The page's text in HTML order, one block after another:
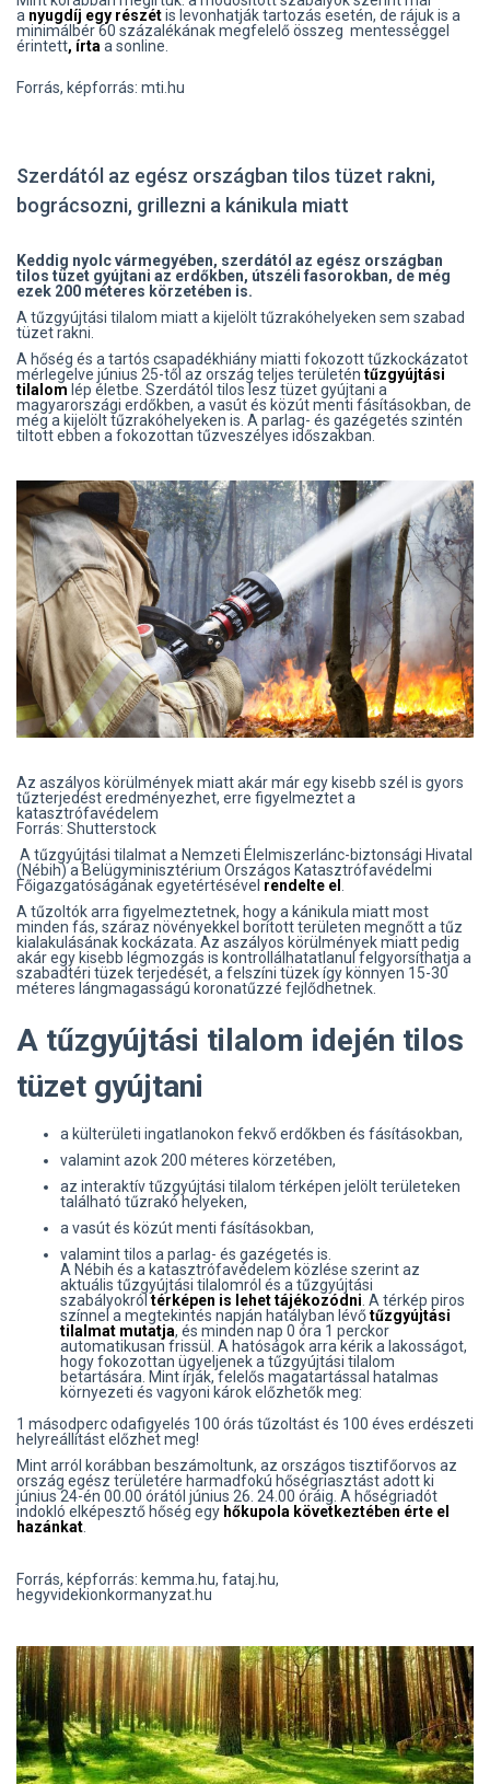
a nyugdíj egy részétis levonhatják tartozás esetén, de rájuk is a
minimálbér 60 százalékának megfelelő összeg mentességgel
érintett, írta a sonline.
Forrás, képforrás: mti.hu
Szerdától az egész országban tilos tüzet rakni,
bográcsozni, grillezni a kánikula miatt
Keddig nyolc vármegyében, szerdától az egész országban
tilos tüzet gyújtani az erdőkben, útszéli fasorokban, de még
ezek 200 méteres körzetében is.
A tűzgyújtási tilalom miatt a kijelölt tűzrakóhelyeken sem szabad
tüzet rakni.
A hőség és a tartós csapadékhiány miatti fokozott tűzkockázatot
mérlegelve június 25-től az ország teljes területén tűzgyújtási
tilalom lép életbe. Szerdától tilos lesz tüzet gyújtani a
magyarországi erdőkben, a vasút és közút menti fásításokban, de
még a kijelölt tűzrakóhelyeken is. A parlag- és gazégetés szintén
tiltott ebben a fokozottan tűzveszélyes időszakban.
Az aszályos körülmények miatt akár már egy kisebb szél is gyors
tűzterjedést eredményezhet, erre figyelmeztet a
katasztrófavédelem
Forrás: Shutterstock
A tűzgyújtási tilalmat a Nemzeti Élelmiszerlánc-biztonsági Hivatal
(Nébih) a Belügyminisztérium Országos Katasztrófavédelmi
Főigazgatóságának egyetértésével rendelte el .
A tűzoltók arra figyelmeztetnek, hogy a kánikula miatt most
minden fás, száraz növényekkel borított területen megnőtt a tűz
kialakulásának kockázata. Az aszályos körülmények miatt pedig
akár egy kisebb légmozgás is kontrollálhatatlanul felgyorsíthatja a
szabadtéri tüzek terjedését, a felszíni tüzek így könnyen 15-30
méteres lángmagasságú koronatűzzé fejlődhetnek.
A tűzgyújtási tilalom idején tilos
tüzet gyújtani
a külterületi ingatlanokon fekvő erdőkben és fásításokban,
valamint azok 200 méteres körzetében,
az interaktív tűzgyújtási tilalom térképen jelölt területeken
található tűzrakó helyeken,
a vasút és közút menti fásításokban,
valamint tilos a parlag- és gazégetés is.
A Nébih és a katasztrófavédelem közlése szerint az
aktuális tűzgyújtási tilalomról és a tűzgyújtási
szabályokról térképen is lehet tájékozódni. A térkép piros
színnel a megtekintés napján hatályban lévőtűzgyújtási
tilalmat mutatja, és minden nap 0 óra 1 perckor
automatikusan frissül. A hatóságok arra kérik a lakosságot,
hogy fokozottan ügyeljenek a tűzgyújtási tilalom
betartására. Mint írják, felelős magatartással hatalmas
környezeti és vagyoni károk előzhetők meg:
1 másodperc odafigyelés 100 órás tűzoltást és 100 éves erdészeti
helyreállítást előzhet meg!
Mint arról korábban beszámoltunk, az országos tisztifőorvos az
ország egész területére harmadfokú hőségriasztást adott ki
június 24-én 00.00 órától június 26. 24.00 óráig. A hőségriadót
indokló elképesztő hőség egy hőkupola következtében érte el
hazánkat.
Forrás, képforrás: kemma.hu, fataj.hu,
hegyvidekionkormanyzat.hu